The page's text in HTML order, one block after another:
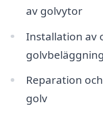
av golvytor
Installation av
Reparation
golv